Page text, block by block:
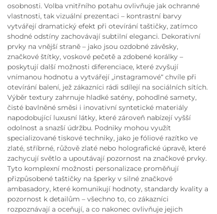
osobnosti. Volba vnitřního potahu ovlivňuje jak ochranné
vlastnosti, tak vizuální prezentaci – kontrastní barvy
vytvářejí dramatický efekt při otevírání taštičky, zatímco
shodné odstíny zachovávají subtilní eleganci. Dekorativní
prvky na vnější straně – jako jsou ozdobné závěsky,
značkové štítky, voskové pečetě a zdobené korálky –
poskytují další možnosti diferenciace, které zvyšují
vnímanou hodnotu a vytvářejí „instagramové“ chvíle při
otevírání balení, jež zákazníci rádi sdílejí na sociálních sítích.
Výběr textury zahrnuje hladké satény, pohodlné samety,
čisté bavlněné směsi i inovativní syntetické materiály
napodobující luxusní látky, které zároveň nabízejí vyšší
odolnost a snazší údržbu. Podniky mohou využít
specializované tiskové techniky, jako je fóliové razítko ve
zlaté, stříbrné, růžově zlaté nebo holografické úpravě, které
zachycují světlo a upoutávají pozornost na značkové prvky.
Tyto komplexní možnosti personalizace proměňují
přizpůsobené taštičky na šperky v silné značkové
ambasadory, které komunikují hodnoty, standardy kvality a
pozornost k detailům – všechno to, co zákazníci
rozpoznávají a oceňují, a co nakonec ovlivňuje jejich